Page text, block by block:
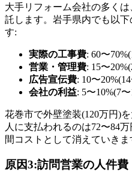
大手リフォーム会社の多く
託します。岩手県内でも以
す:
実際の工事費: 60〜
営業・管理費: 15〜
広告宣伝費: 10〜
会社の利益: 5〜10%(7
花巻市で外壁塗装(120万円)
人に支払われるのは72〜84
間コストとして消えていきま
原因3:訪問営業の人件費